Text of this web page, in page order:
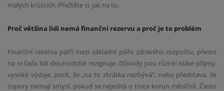
malých krůčcích. Přečtěte si, jak na to.
Proč většina lidí nemá finanční rezervu a proč je to problém
Finanční rezerva patří mezi základní pilíře zdravého rozpočtu, přesto
na ni řada lidí dlouhodobě rezignuje. Důvody jsou různé: nízké příjmy,
vysoké výdaje, pocit, že „na to zkrátka nezbývá“, nebo představa, že
úspory nemají smysl, pokud se nejedná o tisíce korun měsíčně. Často